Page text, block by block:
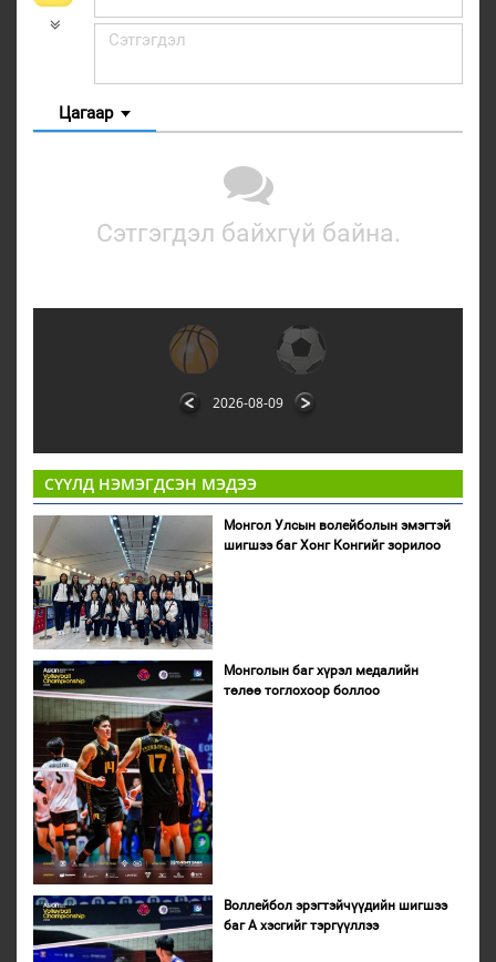
Цагаар
Сэтгэгдэл байхгүй байна.
2026-08-09
СҮҮЛД НЭМЭГДСЭН МЭДЭЭ
Монгол Улсын волейболын эмэгтэй
шигшээ баг Хонг Конгийг зорилоо
Монголын баг хүрэл медалийн
төлөө тоглохоор боллоо
Воллейбол эрэгтэйчүүдийн шигшээ
баг А хэсгийг тэргүүллээ